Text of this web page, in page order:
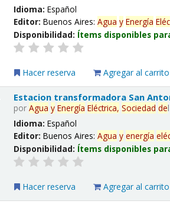
Idioma:Español
Editor:Buenos Aires:Agua y Energía
Disponibilidad: Ítems disponibles
Hacer reserva Agregar al carrito
Estacion transformadora San
porAgua y Energía Eléctrica, Sociedad de
Idioma:Español
Editor:Buenos Aires:Agua y energía
Disponibilidad: Ítems disponibles
Hacer reserva Agregar al carrito